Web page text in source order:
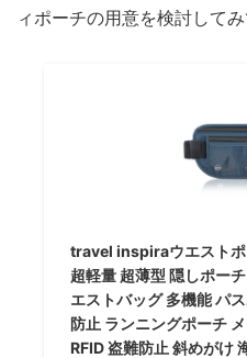
ィポーチの用意を検討してみ
travel inspiraウエストポ
超軽量 超薄型 隠しポー
エストバッグ 多機能 パ
防止 ランニングポーチ
RFID 盗難防止 斜めがけ